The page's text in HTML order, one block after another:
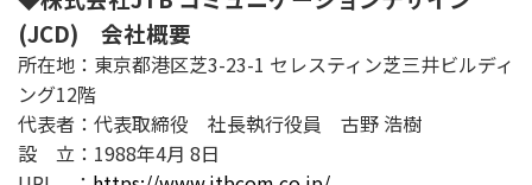
(JCD) 会社概要
所在地：東京都港区芝3-23-1 セレスティン芝三井ビルディ
ング12階
代表者：代表取締役 社長執行役員 古野 浩樹
設 立：1988年4月 8日